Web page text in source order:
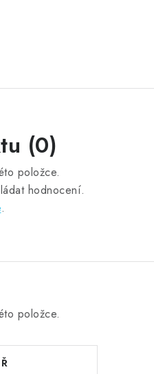
(0)
položce.
hodnocení.
.
položce.